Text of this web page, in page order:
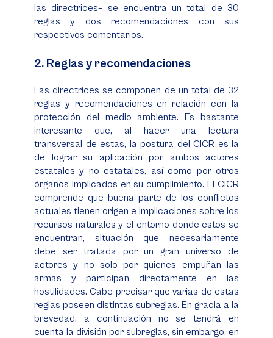
las directrices– se encuentra un total de 30
reglas y dos recomendaciones con sus
respectivos comentarios.
2. Reglas y recomendaciones
Las directrices se componen de un total de 32
reglas y recomendaciones en relación con la
protección del medio ambiente. Es bastante
interesante que, al hacer una lectura
transversal de estas, la postura del CICR es la
de lograr su aplicación por ambos actores
estatales y no estatales, así como por otros
órganos implicados en su cumplimiento. El CICR
comprende que buena parte de los conflictos
actuales tienen origen e implicaciones sobre los
recursos naturales y el entorno donde estos se
encuentran, situación que necesariamente
debe ser tratada por un gran universo de
actores y no solo por quienes empuñan las
armas y participan directamente en las
hostilidades. Cabe precisar que varias de estas
reglas poseen distintas subreglas. En gracia a la
brevedad, a continuación no se tendrá en
cuenta la división por subreglas, sin embargo, en